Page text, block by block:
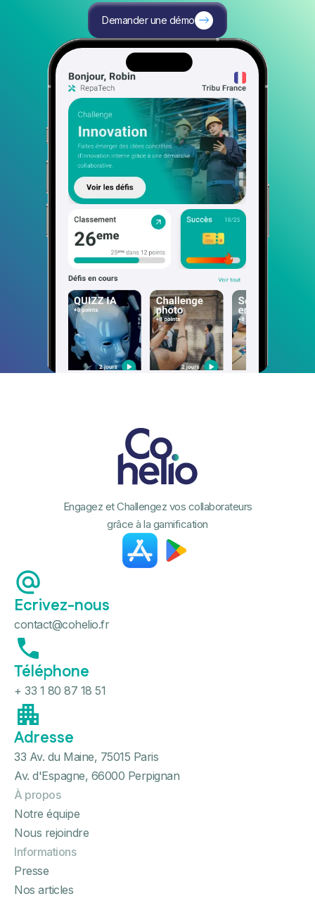
Demander une démo
Engagez et Challengez vos collaborateurs
grâce à la gamification
Ecrivez-nous
contact@cohelio.fr
Téléphone
+ 33 1 80 87 18 51
Adresse
33 Av. du Maine, 75015 Paris
Av. d'Espagne, 66000 Perpignan
À propos
Notre équipe
Nous rejoindre
Informations
Presse
Nos articles